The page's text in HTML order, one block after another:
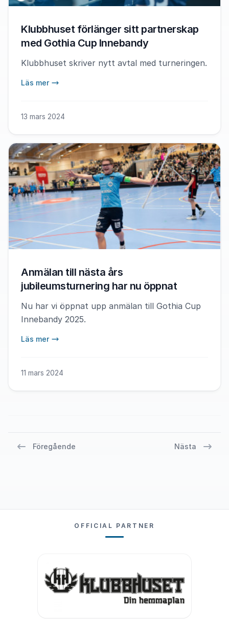
Klubbhuset förlänger sitt partnerskap
med Gothia Cup Innebandy
Klubbhuset skriver nytt avtal med turneringen.
Läs mer
13 mars 2024
Anmälan till nästa års
jubileumsturnering har nu öppnat
Nu har vi öppnat upp anmälan till Gothia Cup
Innebandy 2025.
Läs mer
11 mars 2024
Föregående Nästa
OFFICIAL PARTNER